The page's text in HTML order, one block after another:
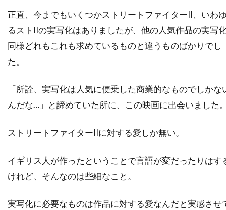
スパチャイ・シティアンポーンパン
スプレイグ・グレイデン
スペイン
スポーツ映画
スリム・サマービル
スーザン・ワトキンス
スージー・エイミス
ズハイル・ハダド
ズラッコ・ブリッチ
ズーイー・デシャネル
セス・アーネット
セス・ローゲン
正直、今までもいくつかストリートファイターII、いわ
るストIIの実写化はありましたが、他の人気作品の実写
同様どれもこれも求めているものと違うものばかりでし
た。
「所詮、実写化は人気に便乗した商業的なものでしかな
んだな…」と諦めていた所に、この映画に出会いました
ストリートファイターIIに対する愛しか無い。
イギリス人が作ったということで言語が変だったりはす
けれど、そんなのは些細なこと。
実写化に必要なものは作品に対する愛なんだと実感させ